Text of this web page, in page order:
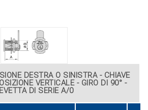
DESTRA O SINISTRA - CHIAVE
VERTICALE - GIRO DI 90° -
DI SERIE A/0